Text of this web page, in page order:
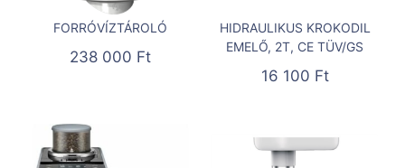
FORRÓVÍZTÁROLÓ
238 000 Ft
HIDRAULIKUS KROKODIL
EMELŐ, 2T, CE TÜV/GS
16 100 Ft